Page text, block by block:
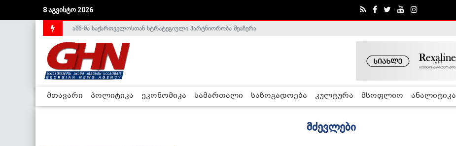
8 აგვისტო 2026
აშშ-მა საქართველოსთან სტრატეგიული პარტნიორობა შეაჩერა
მთავარი პოლიტიკა ეკონომიკა სამართალი საზოგადოება კულტურა მსოფლიო ანალიტიკა
მძევლები